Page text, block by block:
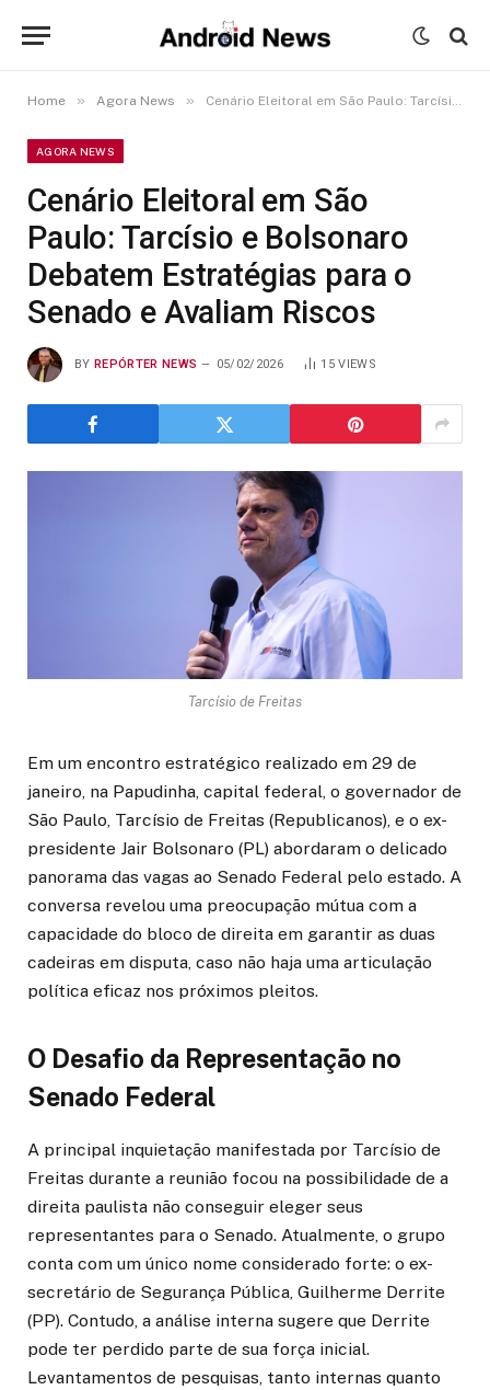
Home » Agora News » Cenário Eleitoral em São Paulo: Tarcísio e Bolsonaro Debatem Estratégias para o Senado e Avaliam Riscos
AGORA NEWS
Cenário Eleitoral em São
Paulo: Tarcísio e Bolsonaro
Debatem Estratégias para o
Senado e Avaliam Riscos
BY REPÓRTER NEWS 05/02/2026 15VIEWS
Tarcísio de Freitas
Em um encontro estratégico realizado em 29 de
janeiro, na Papudinha, capital federal, o governador de
São Paulo, Tarcísio de Freitas (Republicanos), e o ex-
presidente Jair Bolsonaro (PL) abordaram o delicado
panorama das vagas ao Senado Federal pelo estado. A
conversa revelou uma preocupação mútua com a
capacidade do bloco de direita em garantir as duas
cadeiras em disputa, caso não haja uma articulação
política eficaz nos próximos pleitos.
O Desafio da Representação no
Senado Federal
A principal inquietação manifestada por Tarcísio de
Freitas durante a reunião focou na possibilidade de a
direita paulista não conseguir eleger seus
representantes para o Senado. Atualmente, o grupo
conta com um único nome considerado forte: o ex-
secretário de Segurança Pública, Guilherme Derrite
(PP). Contudo, a análise interna sugere que Derrite
pode ter perdido parte de sua força inicial.
Levantamentos de pesquisas, tanto internas quanto